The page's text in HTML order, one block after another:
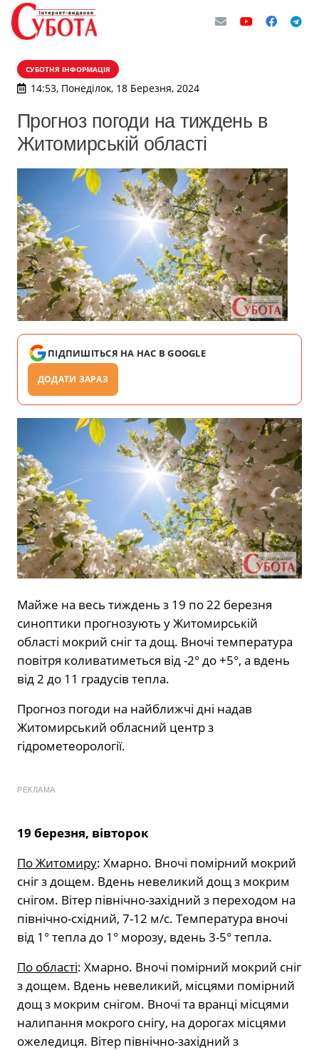
СУБОТНЯ ІНФОРМАЦІЯ
14:53, Понеділок, 18 Березня, 2024
Прогноз погоди на тиждень в
Житомирській області
ПІДПИШІТЬСЯ НА НАС В GOOGLE
ДОДАТИ ЗАРАЗ
Майже на весь тиждень з 19 по 22 березня
синоптики прогнозують у Житомирській
області мокрий сніг та дощ. Вночі температура
повітря коливатиметься від -2° до +5°, а вдень
від 2 до 11 градусів тепла.
Прогноз погоди на найближчі дні надав
Житомирський обласний центр з
гідрометеорології.
РЕКЛАМА
19 березня, вівторок
По Житомиру: Хмарно. Вночі помірний мокрий
сніг з дощем. Вдень невеликий дощ з мокрим
снігом. Вітер північно-західний з переходом на
північно-східний, 7-12 м/с. Температура вночі
від 1° тепла до 1° морозу, вдень 3-5° тепла.
По області: Хмарно. Вночі помірний мокрий сніг
з дощем. Вдень невеликий, місцями помірний
дощ з мокрим снігом. Вночі та вранці місцями
налипання мокрого снігу, на дорогах місцями
ожеледиця. Вітер північно-західний з